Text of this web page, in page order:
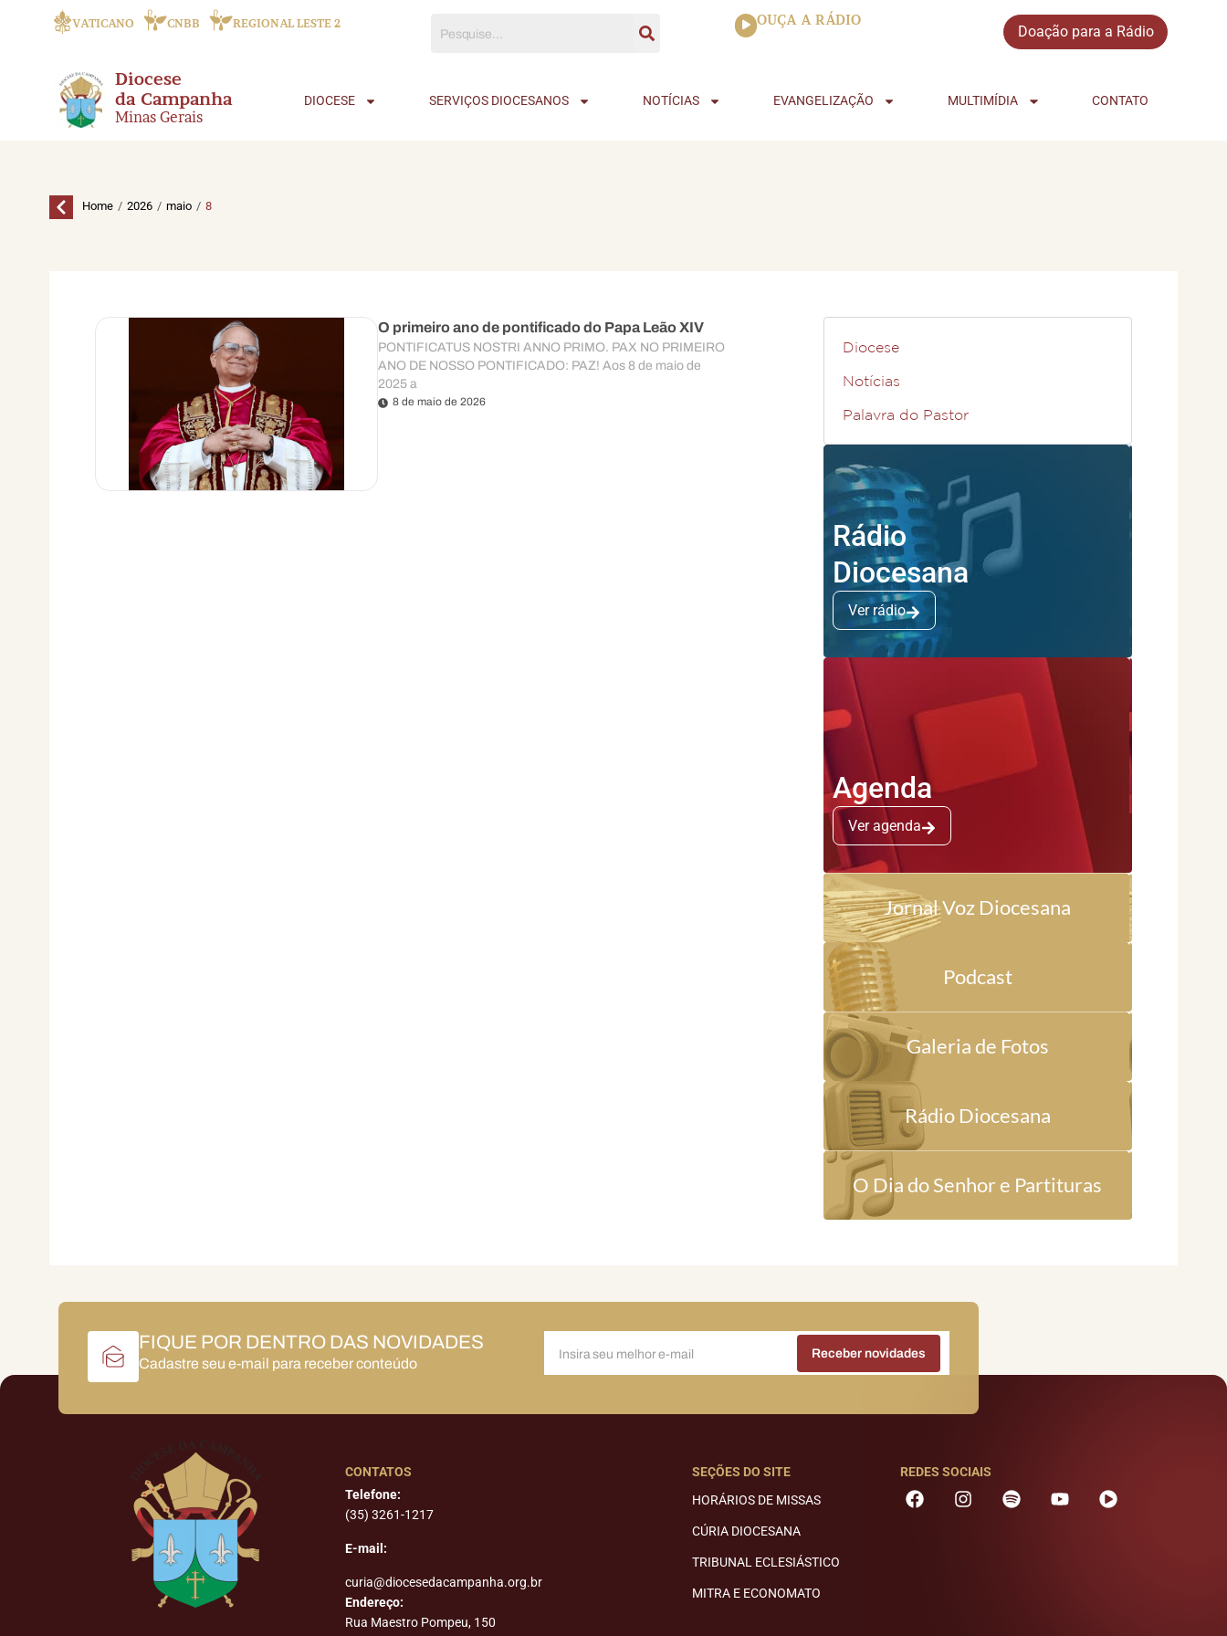
VATICANO CNBB REGIONAL LESTE 2
Tocador
de
OUÇA A RÁDIO
Doação para a Rádio
Diocese
da Campanha
Minas Gerais
DIOCESE SERVIÇOS DIOCESANOS NOTÍCIAS EVANGELIZAÇÃO MULTIMÍDIA CONTATO
Home / 2026 / maio / 8
O primeiro ano de pontificado do Papa Leão XIV
PONTIFICATUS NOSTRI ANNO PRIMO. PAX NO PRIMEIRO
ANO DE NOSSO PONTIFICADO: PAZ! Aos 8 de maio de
2025 a
8 de maio de 2026
Diocese
Notícias
Palavra do Pastor
Rádio
Diocesana
Ver rádio
Agenda
Ver agenda
Jornal Voz Diocesana
Podcast
Galeria de Fotos
Rádio Diocesana
O Dia do Senhor e Partituras
FIQUE POR DENTRO DAS NOVIDADES
Cadastre seu e-mail para receber conteúdo
CONTATOS
Telefone:
(35) 3261-1217
E-mail:
curia@diocesedacampanha.org.br
Endereço:
Rua Maestro Pompeu, 150
SEÇÕES DO SITE
HORÁRIOS DE MISSAS
CÚRIA DIOCESANA
TRIBUNAL ECLESIÁSTICO
MITRA E ECONOMATO
REDES SOCIAIS